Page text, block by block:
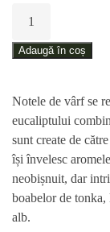
pentru
spălat,
Ametist
și
Bambus
–
100
ml
Adaugă în coș
Notele de vârf se
eucaliptului
sunt create de
își învelesc
neobișnuit, dar
boabelor de
alb.